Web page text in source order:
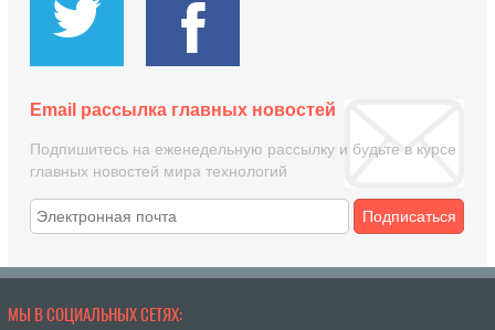
Email рассылка главных новостей
Подпишитесь на еженедельную рассылку и будьте в курсе
главных новостей мира технологий
Подписаться
МЫ В СОЦИАЛЬНЫХ СЕТЯХ: